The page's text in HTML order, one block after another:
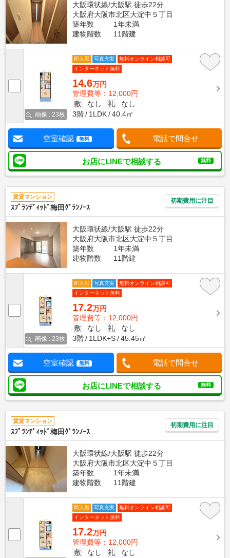
大阪環状線/大阪駅 徒歩22分
大阪府大阪市北区大淀中５丁目
築年数
1年未満
建物階数
11階建
画像 : 23枚
即入居 写真充実
無料オンライン相談可
インターネット無料
14.6万円
管理費等：12,000円
敷
なし 礼
なし
3階
1LDK 40.4㎡
空室確認 無料 電話で問合せ
お店にLINEで相談する 無料
賃貸マンション
ｽﾌﾟﾗﾝﾃﾞｨｯﾄﾞ梅田ｸﾞﾗﾝﾉｰｽ
初期費用に注目
大阪環状線/大阪駅 徒歩22分
大阪府大阪市北区大淀中５丁目
築年数
1年未満
建物階数
11階建
画像 : 23枚
即入居 写真充実
無料オンライン相談可
インターネット無料
17.2万円
管理費等：12,000円
敷
なし 礼
なし
3階
1LDK+S 45.45㎡
空室確認 無料 電話で問合せ
お店にLINEで相談する 無料
賃貸マンション
ｽﾌﾟﾗﾝﾃﾞｨｯﾄﾞ梅田ｸﾞﾗﾝﾉｰｽ
初期費用に注目
大阪環状線/大阪駅 徒歩22分
大阪府大阪市北区大淀中５丁目
築年数
1年未満
建物階数
11階建
即入居 写真充実
無料オンライン相談可
インターネット無料
17.2万円
管理費等：12,000円
敷
なし 礼
なし